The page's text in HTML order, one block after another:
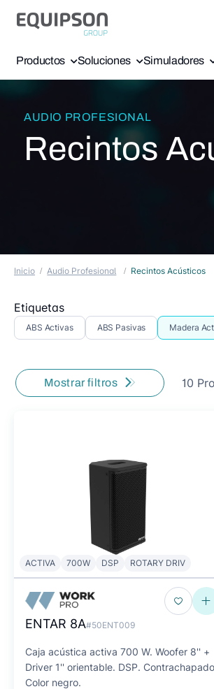
Productos Soluciones Simuladores
AUDIO PROFESIONAL
Recintos
Inicio Audio Profesional Recintos Acústicos
Etiquetas
ABS Activas ABS Pasivas Madera
Mostrar filtros 10
ACTIVA 700W DSP ROTARY DRIV
ENTAR 8A#50ENT009
Caja acústica activa 700 W. Woofer 8'' +
Driver 1'' orientable. DSP.
Color negro.